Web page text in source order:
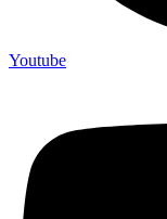
Youtube